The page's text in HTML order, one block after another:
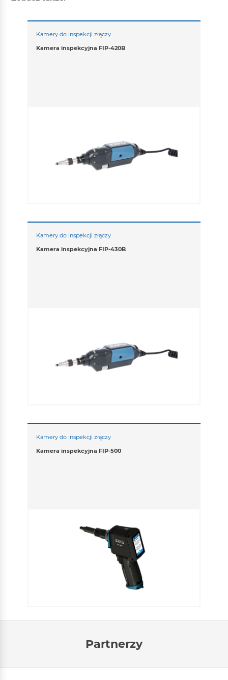
Kamery do inspekcji złączy
Kamera inspekcyjna FIP-420B
Kamery do inspekcji złączy
Kamera inspekcyjna FIP-430B
Kamery do inspekcji złączy
Kamera inspekcyjna FIP-500
Partnerzy